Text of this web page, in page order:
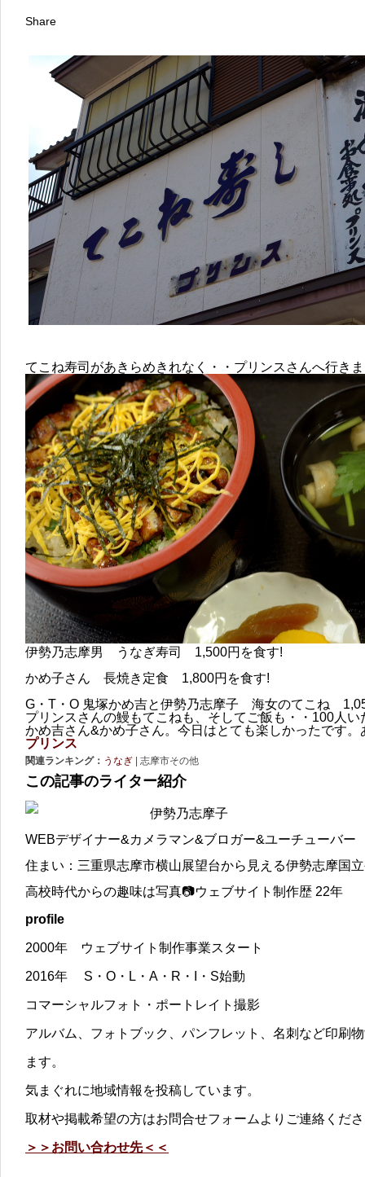
Share
てこね寿司があきらめきれなく・・プリンスさんへ行き
伊勢乃志摩男 うなぎ寿司 1,500円を食す!
かめ子さん 長焼き定食 1,800円を食す!
G・T・O 鬼塚かめ吉と伊勢乃志摩子 海女のてこね
プリンスさんの鰻もてこねも、そしてご飯も・・100人
かめ吉さん&かめ子さん。今日はとても楽しかったです
プリンス
関連ランキング： うなぎ | 志摩市その他
この記事のライター紹介
伊勢乃志摩子
WEBデザイナー&カメラマン&ブロガー&ユーチューバー
住まい：三重県志摩市横山展望台から見える伊勢志摩国
高校時代からの趣味は写真📷ウェブサイト制作歴 22年
profile
2000年 ウェブサイト制作事業スタート
2016年 S・O・L・A・R・I・S始動
コマーシャルフォト・ポートレイト撮影
アルバム、フォトブック、パンフレット、名刺など印刷
ます。
気まぐれに地域情報を投稿しています。
取材や掲載希望の方はお問合せフォームよりご連絡くだ
＞＞お問い合わせ先＜＜